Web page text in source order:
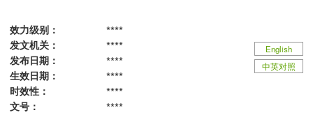
English
中英对照
效力级别： ****
发文机关： ****
发布日期： ****
生效日期： ****
时效性： ****
文号： ****